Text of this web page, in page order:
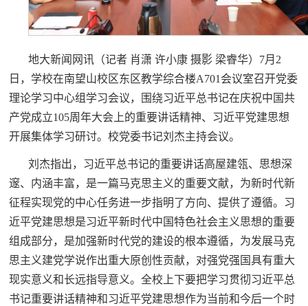
地大新闻网讯（记者 肖潇 许小康 摄影 梁睿华）7月2
日，学校在南望山校区东区教学综合楼A701会议室召开党委
理论学习中心组学习会议，围绕习近平总书记在庆祝中国共
产党成立105周年大会上的重要讲话精神、习近平党建思想
开展集体学习研讨。校党委书记刘杰主持会议。
刘杰指出，习近平总书记的重要讲话高屋建瓴、思想深
邃、内涵丰富，是一篇马克思主义的重要文献，为新时代新
征程实现党的中心任务进一步指明了方向、提供了遵循。习
近平党建思想是习近平新时代中国特色社会主义思想的重要
组成部分，是加强新时代党的建设的根本遵循，为发展马克
思主义建党学说作出重大原创性贡献，对强党强国具有重大
现实意义和长远指导意义。全校上下要把学习贯彻习近平总
书记重要讲话精神和习近平党建思想作为当前和今后一个时